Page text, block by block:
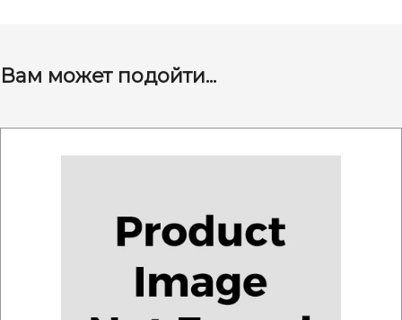
Вам может подойти...